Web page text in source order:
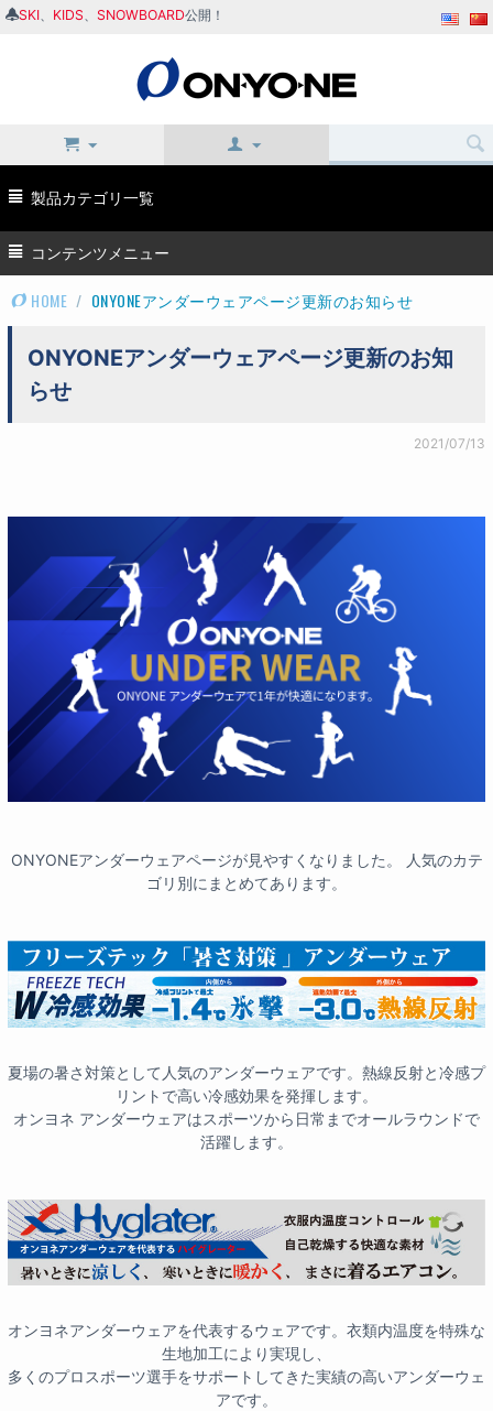
SKI KIDS SNOWBOARD公開！
製品カテゴリ一覧
コンテンツメニュー
HOME / ONYONEアンダーウェアページ更新のお知らせ
ONYONEアンダーウェアページ更新のお知
らせ
2021/07/13
ONYONEアンダーウェアページが見やすくなりました。 人気のカテ
ゴリ別にまとめてあります。
夏場の暑さ対策として人気のアンダーウェアです。熱線反射と冷感プ
リントで高い冷感効果を発揮します。
オンヨネ アンダーウェアはスポーツから日常までオールラウンドで
活躍します。
オンヨネアンダーウェアを代表するウェアです。衣類内温度を特殊な
生地加工により実現し、
多くのプロスポーツ選手をサポートしてきた実績の高いアンダーウェ
アです。